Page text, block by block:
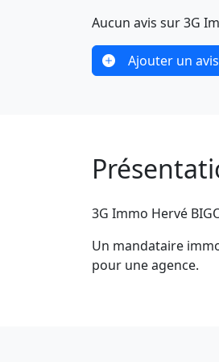
Aucun avis sur 3G
Ajouter un avis
3G Immo Hervé
Un mandataire
pour une agence.